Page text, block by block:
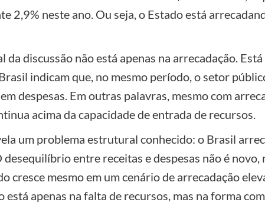
2,9% neste ano. Ou seja, o Estado está
da discussão não está apenas na arrecadação.
indicam que, no mesmo período, o setor
em despesas. Em outras palavras, mesmo com
acima da capacidade de entrada de recursos.
um problema estrutural conhecido: o Brasil
desequilíbrio entre receitas e despesas não é novo,
cresce mesmo em um cenário de arrecadação
está apenas na falta de recursos, mas na forma